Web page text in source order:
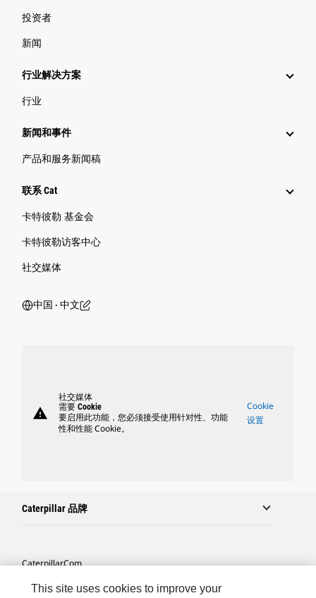
投资者
新闻
行业解决方案
行业
新闻和事件
产品和服务新闻稿
联系 Cat
卡特彼勒 基金会
卡特彼勒访客中心
社交媒体
中国 ‧ 中文
warning
社交媒体
需要 Cookie
要启用此功能，您必须接受使用针对性、功能
性和性能 Cookie。
Cookie
设置
Caterpillar 品牌
Caterpillar.com
联系 Caterpillar
This site uses cookies to improve your